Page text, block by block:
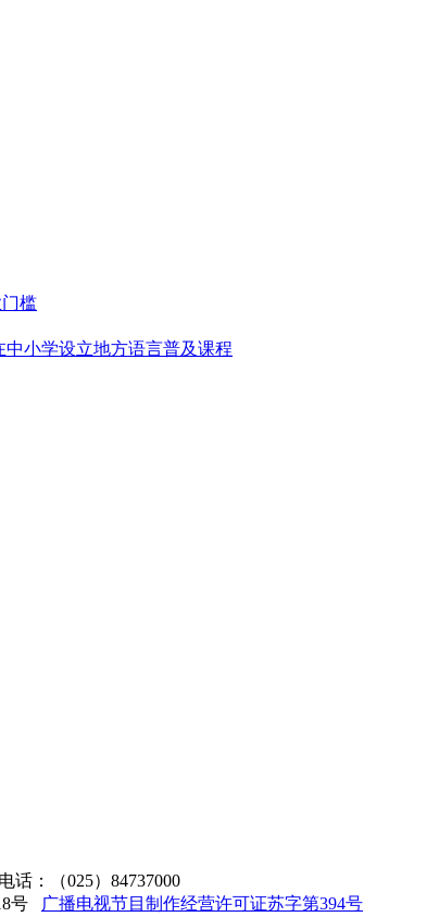
槛
小学设立地方语言普及课程
话：（025）84737000
号 广播电视节目制作经营许可证苏字第394号